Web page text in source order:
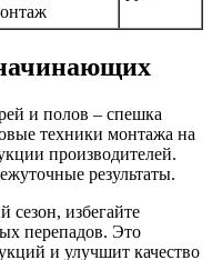
и полов – спешка
техники монтажа на
производителей.
результаты.
сезон, избегайте
перепадов. Это
и улучшит качество